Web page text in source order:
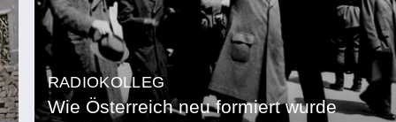
RADIOKOLLEG
Wie Österreich neu formiert wurde